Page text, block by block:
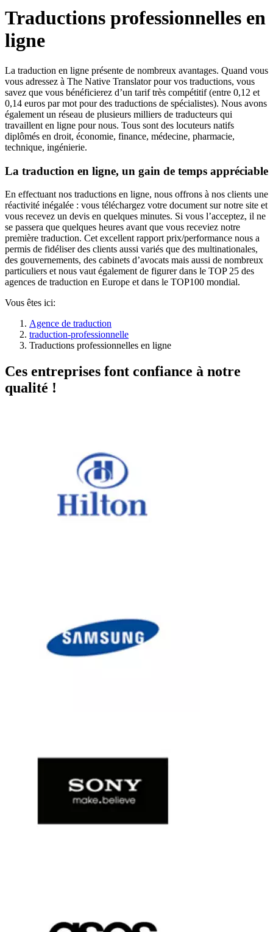
Traductions professionnelles en
ligne
La traduction en ligne présente de nombreux avantages. Quand vous
vous adressez à The Native Translator pour vos traductions, vous
savez que vous bénéficierez d’un tarif très compétitif (entre 0,12 et
0,14 euros par mot pour des traductions de spécialistes). Nous avons
également un réseau de plusieurs milliers de traducteurs qui
travaillent en ligne pour nous. Tous sont des locuteurs natifs
diplômés en droit, économie, finance, médecine, pharmacie,
technique, ingénierie.
La traduction en ligne, un gain de temps appréciable
En effectuant nos traductions en ligne, nous offrons à nos clients une
réactivité inégalée : vous téléchargez votre document sur notre site et
vous recevez un devis en quelques minutes. Si vous l’acceptez, il ne
se passera que quelques heures avant que vous receviez notre
première traduction. Cet excellent rapport prix/performance nous a
permis de fidéliser des clients aussi variés que des multinationales,
des gouvernements, des cabinets d’avocats mais aussi de nombreux
particuliers et nous vaut également de figurer dans le TOP 25 des
agences de traduction en Europe et dans le TOP100 mondial.
Vous êtes ici:
Agence de traduction
traduction-professionnelle
Traductions professionnelles en ligne
Ces entreprises font confiance à notre
qualité !